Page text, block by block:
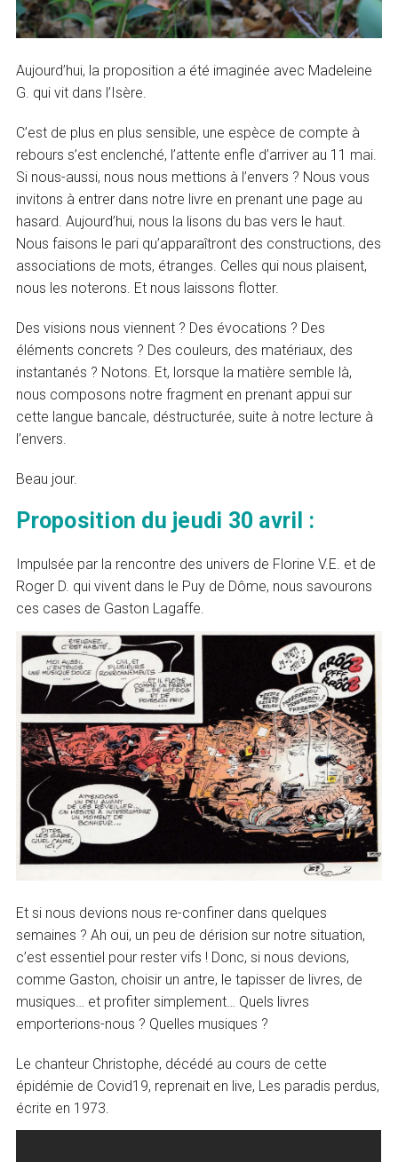
Aujourd’hui, la proposition a été imaginée avec Madeleine
G. qui vit dans l’Isère.
C’est de plus en plus sensible, une espèce de compte à
rebours s’est enclenché, l’attente enfle d’arriver au 11 mai.
Si nous-aussi, nous nous mettions à l’envers ? Nous vous
invitons à entrer dans notre livre en prenant une page au
hasard. Aujourd’hui, nous la lisons du bas vers le haut.
Nous faisons le pari qu’apparaîtront des constructions, des
associations de mots, étranges. Celles qui nous plaisent,
nous les noterons. Et nous laissons flotter.
Des visions nous viennent ? Des évocations ? Des
éléments concrets ? Des couleurs, des matériaux, des
instantanés ? Notons. Et, lorsque la matière semble là,
nous composons notre fragment en prenant appui sur
cette langue bancale, déstructurée, suite à notre lecture à
l’envers.
Beau jour.
Proposition du jeudi 30 avril :
Impulsée par la rencontre des univers de Florine V.E. et de
Roger D. qui vivent dans le Puy de Dôme, nous savourons
ces cases de Gaston Lagaffe.
Et si nous devions nous re-confiner dans quelques
semaines ? Ah oui, un peu de dérision sur notre situation,
c’est essentiel pour rester vifs ! Donc, si nous devions,
comme Gaston, choisir un antre, le tapisser de livres, de
musiques… et profiter simplement… Quels livres
emporterions-nous ? Quelles musiques ?
Le chanteur Christophe, décédé au cours de cette
épidémie de Covid19, reprenait en live, Les paradis perdus,
écrite en 1973.